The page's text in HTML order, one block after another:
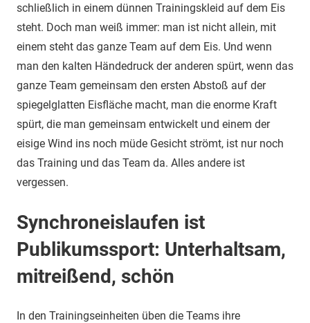
schließlich in einem dünnen Trainingskleid auf dem Eis
steht. Doch man weiß immer: man ist nicht allein, mit
einem steht das ganze Team auf dem Eis. Und wenn
man den kalten Händedruck der anderen spürt, wenn das
ganze Team gemeinsam den ersten Abstoß auf der
spiegelglatten Eisfläche macht, man die enorme Kraft
spürt, die man gemeinsam entwickelt und einem der
eisige Wind ins noch müde Gesicht strömt, ist nur noch
das Training und das Team da. Alles andere ist
vergessen.
Synchroneislaufen ist
Publikumssport: Unterhaltsam,
mitreißend, schön
In den Trainingseinheiten üben die Teams ihre